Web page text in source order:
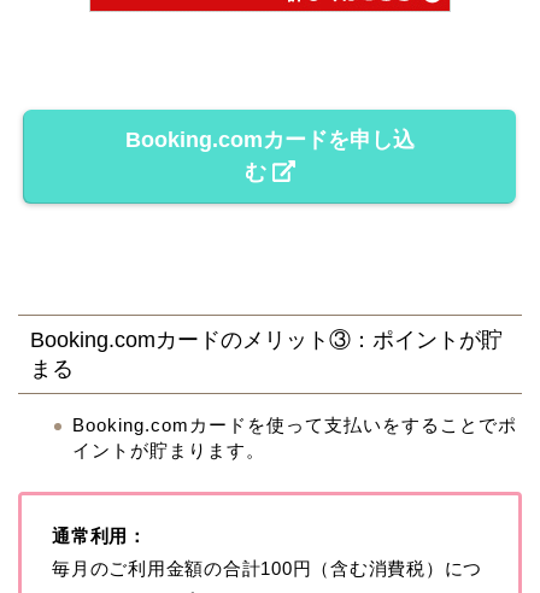
Booking.comカードを申し込
む
Booking.comカードのメリット③：ポイントが貯
まる
Booking.comカードを使って支払いをすることでポ
イントが貯まります。
通常利用：
毎月のご利用金額の合計100円（含む消費税）につ